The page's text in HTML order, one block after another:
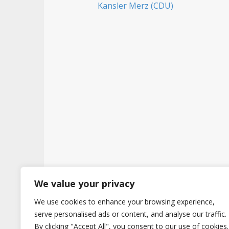
We value your privacy
We use cookies to enhance your browsing experience,
serve personalised ads or content, and analyse our traffic.
By clicking "Accept All", you consent to our use of cookies.
t
Copyright © 2026Hertig. All Rights